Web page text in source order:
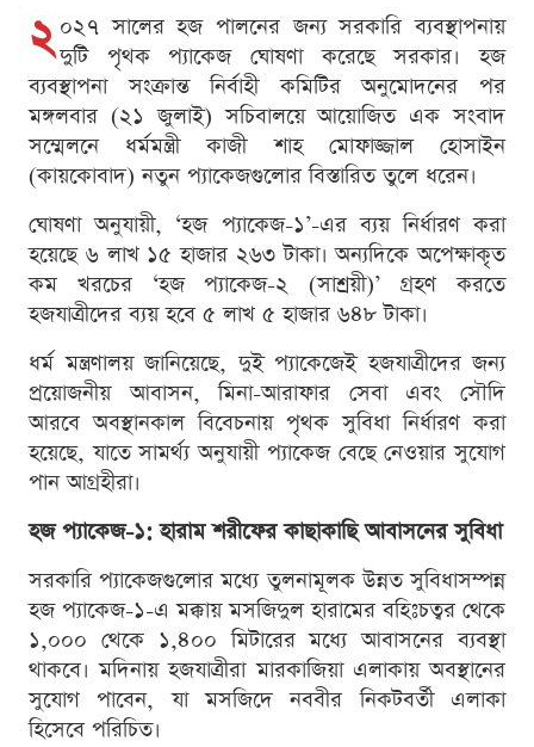
২ ০২৭ সালের হজ পালনের জন্য সরকারি ব্যবস্থাপনায়
দুটি পৃথক প্যাকেজ ঘোষণা করেছে সরকার। হজ
ব্যবস্থাপনা সংক্রান্ত নির্বাহী কমিটির অনুমোদনের পর
মঙ্গলবার (২১ জুলাই) সচিবালয়ে আয়োজিত এক সংবাদ
সম্মেলনে ধর্মমন্ত্রী কাজী শাহ মোফাজ্জাল হোসাইন
(কায়কোবাদ) নতুন প্যাকেজগুলোর বিস্তারিত তুলে ধরেন।
ঘোষণা অনুযায়ী, ‘হজ প্যাকেজ-১’-এর ব্যয় নির্ধারণ করা
হয়েছে ৬ লাখ ১৫ হাজার ২৬৩ টাকা। অন্যদিকে অপেক্ষাকৃত
কম খরচের ‘হজ প্যাকেজ-২ (সাশ্রয়ী)’ গ্রহণ করতে
হজযাত্রীদের ব্যয় হবে ৫ লাখ ৫ হাজার ৬৪৮ টাকা।
ধর্ম মন্ত্রণালয় জানিয়েছে, দুই প্যাকেজেই হজযাত্রীদের জন্য
প্রয়োজনীয় আবাসন, মিনা-আরাফার সেবা এবং সৌদি
আরবে অবস্থানকাল বিবেচনায় পৃথক সুবিধা নির্ধারণ করা
হয়েছে, যাতে সামর্থ্য অনুযায়ী প্যাকেজ বেছে নেওয়ার সুযোগ
পান আগ্রহীরা।
হজ প্যাকেজ-১: হারাম শরীফের কাছাকাছি আবাসনের সুবিধা
সরকারি প্যাকেজগুলোর মধ্যে তুলনামূলক উন্নত সুবিধাসম্পন্ন
হজ প্যাকেজ-১-এ মক্কায় মসজিদুল হারামের বহিঃচত্বর থেকে
১,০০০ থেকে ১,৪০০ মিটারের মধ্যে আবাসনের ব্যবস্থা
থাকবে। মদিনায় হজযাত্রীরা মারকাজিয়া এলাকায় অবস্থানের
সুযোগ পাবেন, যা মসজিদে নববীর নিকটবর্তী এলাকা
হিসেবে পরিচিত।